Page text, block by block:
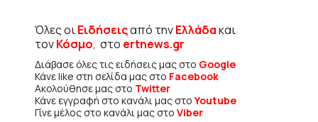
Όλες οιΕιδήσειςαπό τηνΕλλάδακαι
τονΚόσμο, στο ertnews.gr
Διάβασε όλες τις ειδήσεις μας στο Google
Κάνε like στη σελίδα μας στο Facebook
Ακολούθησε μας στο Twitter
Κάνε εγγραφή στο κανάλι μας στοYoutube
Γίνε μέλος στο κανάλι μας στο Viber